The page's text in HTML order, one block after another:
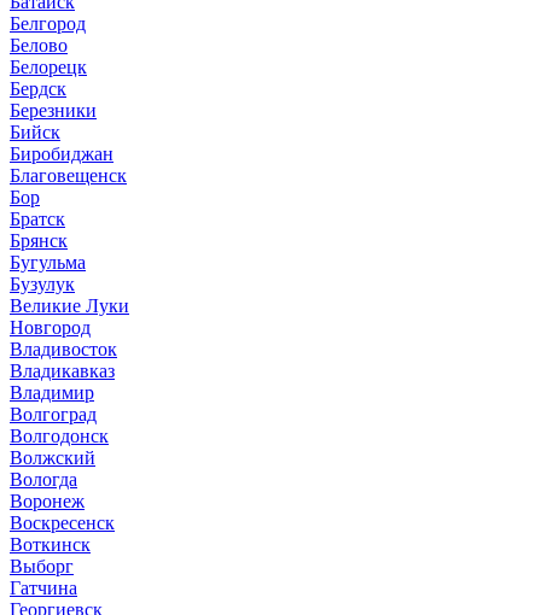
Белгород
Белово
Белорецк
Бердск
Березники
Бийск
Биробиджан
Благовещенск
Бор
Братск
Брянск
Бугульма
Бузулук
Великие Луки
Новгород
Владивосток
Владикавказ
Владимир
Волгоград
Волгодонск
Волжский
Вологда
Воронеж
Воскресенск
Воткинск
Выборг
Гатчина
Георгиевск